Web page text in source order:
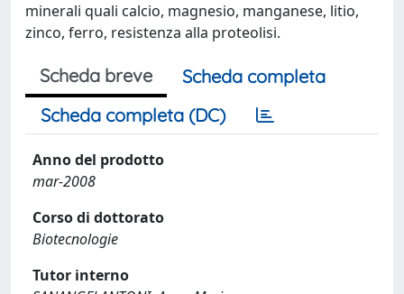
minerali quali calcio, magnesio, manganese, litio,
zinco, ferro, resistenza alla proteolisi.
Scheda breve
Scheda completa
Scheda completa (DC)
Anno del prodotto
mar-2008
Corso di dottorato
Biotecnologie
Tutor interno